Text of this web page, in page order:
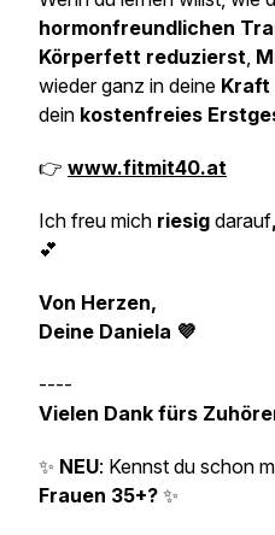
hormonfreundlichen
Körperfett reduzierst,
wieder ganz in deine Kraft
dein kostenfreies
👉 www.fitmit40.at
Ich freu mich riesig darauf
💕
Von Herzen,
Deine Daniela 💜
----
Vielen Dank fürs
✨ NEU: Kennst du schon
Frauen 35+? ✨